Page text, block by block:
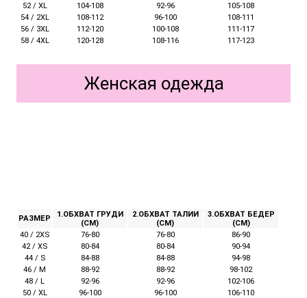
52 / XL
104-108 92-96
105-108
54 / 2XL
108-112 96-100
108-111
56 / 3XL
112-120 100-108
111-117
58 / 4XL
120-128 108-116 117-123
Женская одежда
РАЗМЕР
1.ОБХВАТ ГРУДИ
(СМ)
2.ОБХВАТ ТАЛИИ
(СМ)
3.ОБХВАТ БЕДЕР
(СМ)
40 / 2XS
76-80 76-80
86-90
42 / XS
80-84 80-84
90-94
44 / S
84-88 84-88
94-98
46 / M
88-92 88-92
98-102
48 / L
92-96 92-96
102-106
50 / XL
96-100 96-100
106-110